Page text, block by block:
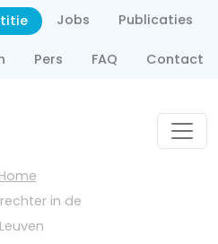
gaan Jobs Publicaties
Pers FAQ Contact
Home
in de